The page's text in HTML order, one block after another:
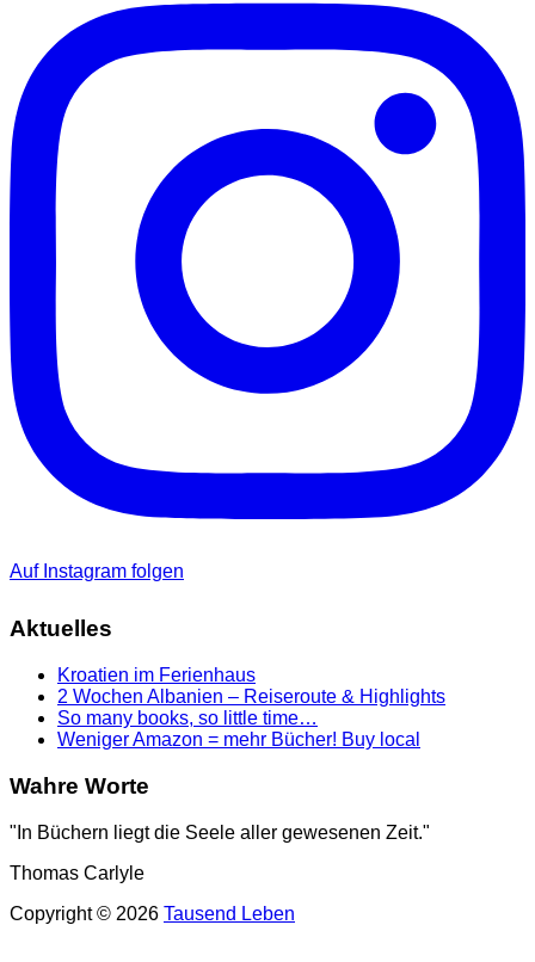
Auf Instagram folgen
Aktuelles
Kroatien im Ferienhaus
2 Wochen Albanien – Reiseroute & Highlights
So many books, so little time…
Weniger Amazon = mehr Bücher! Buy local
Wahre Worte
"In Büchern liegt die Seele aller gewesenen Zeit."
Thomas Carlyle
Copyright © 2026 Tausend Leben